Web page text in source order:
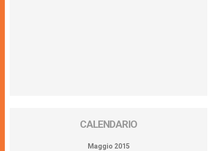
CALENDARIO
Maggio 2015